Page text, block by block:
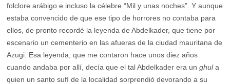
folclore arábigo e incluso la célebre “Mil y unas noches”. Y aunque
estaba convencido de que ese tipo de horrores no contaba para
ellos, de pronto recordé la leyenda de Abdelkader, que tiene por
escenario un cementerio en las afueras de la ciudad mauritana de
Azugi. Esa leyenda, que me contaron hace unos diez años
cuando andaba por allí, decía que el tal Abdelkader era unghula
quien un santo sufí de la localidad sorprendió devorando a su